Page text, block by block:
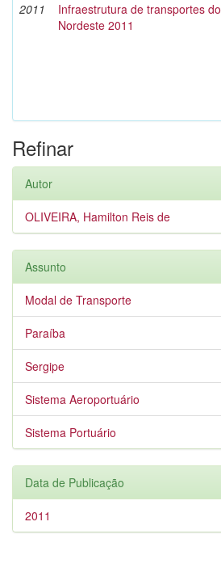
2011
Infraestrutura de transportes do
Nordeste 2011
Refinar
Autor
OLIVEIRA, Hamilton Reis de
Assunto
Modal de Transporte
Paraíba
Sergipe
Sistema Aeroportuário
Sistema Portuário
Data de Publicação
2011